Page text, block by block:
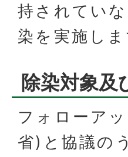
持されてい
染を実施しま
除染対象及
フォローア
省)と協議の